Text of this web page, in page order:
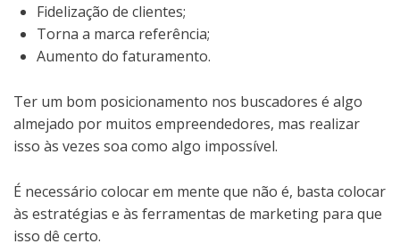
Fidelização de clientes;
Torna a marca referência;
Aumento do faturamento.
Ter um bom posicionamento nos buscadores é algo
almejado por muitos empreendedores, mas realizar
isso às vezes soa como algo impossível.
É necessário colocar em mente que não é, basta colocar
às estratégias e às ferramentas de marketing para que
isso dê certo.